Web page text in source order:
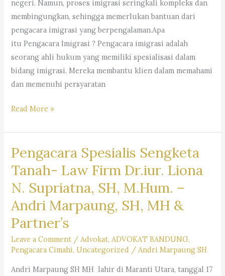
MH
–
Dr.
iur.
Lion
N.
Supriata
&
negeri. Namun, proses imigrasi seringkali kompleks dan
membingungkan, sehingga memerlukan bantuan dari
pengacara imigrasi yang berpengalaman.Apa
itu Pengacara Imigrasi ? Pengacara imigrasi adalah
seorang ahli hukum yang memiliki spesialisasi dalam
bidang imigrasi. Mereka membantu klien dalam memahami
dan memenuhi persyaratan
Pengacara
–
Law
Dr.
Iur
Liona
N.
Supriatna.,
S.H.,
M.Hum.
–
Read More »
Pengacara Spesialis Sengketa
Tanah- Law Firm Dr.iur. Liona
N. Supriatna, SH, M.Hum. –
Andri Marpaung, SH, MH &
Partner’s
Leave a Comment /Advokat,ADVOKAT BANDUNG,
Pengacara Cimahi,Uncategorized /Andri Marpaung SH
Andri Marpaung SH MH lahir di Maranti Utara, tanggal 17